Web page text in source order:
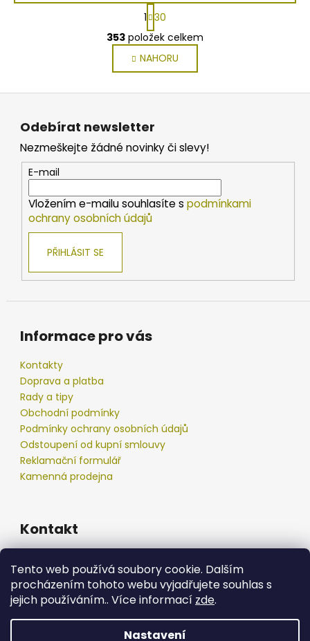
Tento web používá soubory cookie. Dalším
procházením tohoto webu vyjadřujete souhlas s
jejich používáním.. Více informací zde.
Nastavení
O
v
l
á
d
c
p
r
v
k
y
u
S
t
r
á
n
k
o
n
í
1 30
353 položek celkem
NAHORU
Odebírat newsletter
Nezmeškejte žádné novinky či slevy!
E-mail
Vložením e-mailu souhlasíte s podmínkami
ochrany osobních údajů
PŘIHLÁSIT SE
Informace pro vás
Kontakty
Doprava a platba
Rady a tipy
Obchodní podmínky
Podmínky ochrany osobních údajů
Odstoupení od kupní smlouvy
Reklamační formulář
Kamenná prodejna
Kontakt
777 192 550
777 192 550